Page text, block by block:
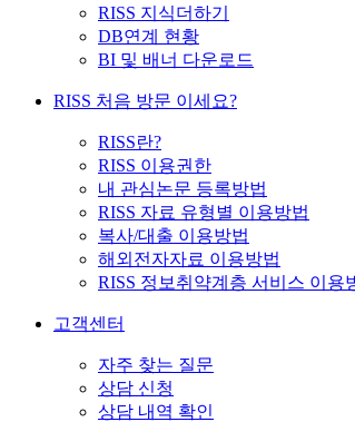
RISS 지식더하기
DB연계 현황
BI 및 배너 다운로드
RISS 처음 방문 이세요?
RISS란?
RISS 이용권한
내 관심논문 등록방법
RISS 자료 유형별 이용방법
복사/대출 이용방법
해외전자자료 이용방법
RISS 정보취약계층 서비스 이용
고객센터
자주 찾는 질문
상담 신청
상담 내역 확인